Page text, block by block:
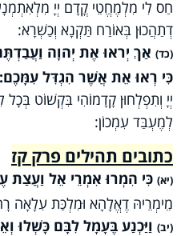
חַס לִי מִלְמֶחֱטֵי קֳדָם יְיָ
דְתַהֲכוּן בְּאוֹרַח תַּקְנָא וְכַשְׁרָא:
(כד) אַךְ יְראוּ אֶת יְהוָה
כִּי רְאוּ אֵת אֲשֶׁר הִגְדִּל עִמָּכֶם:
יְיָ וְתִפְלְחוּן קָדָמוֹהִי בִּקְשׁוֹט בְּכָל
לְמֶעְבַּד עִמְכוֹן:
כתובים תהילים פרק קז
(יא) כִּי הִמְרוּ אִמְרֵי אֵל וַעֲצַת
מֵימְרֵיהּ דֶאֱלָהָא וּמִלְכַּת עִלָאָה
(יב) וַיַּכְנַע בֶּעָמָל לִבָּם כָּשְׁלוּ